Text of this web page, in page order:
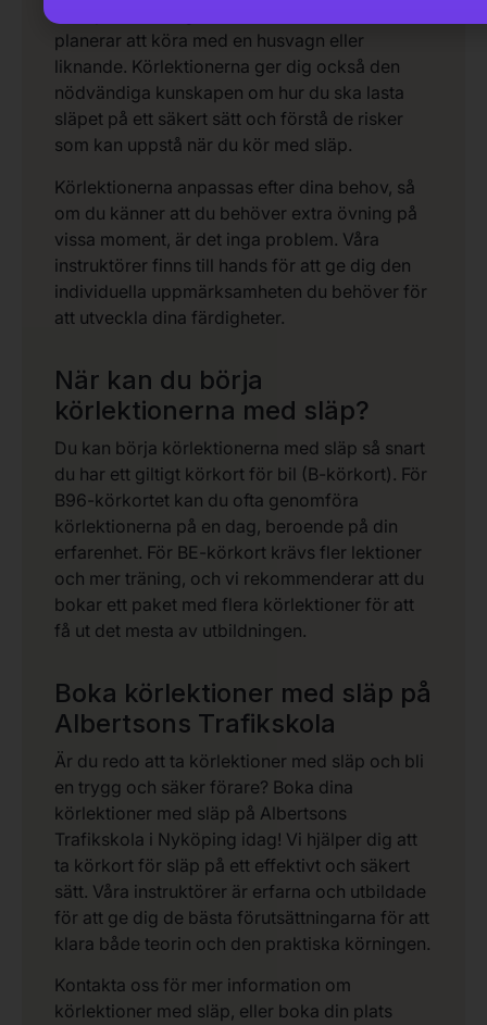
planerar att köra med en husvagn eller
liknande. Körlektionerna ger dig också den
nödvändiga kunskapen om hur du ska lasta
släpet på ett säkert sätt och förstå de risker
som kan uppstå när du kör med släp.
Körlektionerna anpassas efter dina behov, så
om du känner att du behöver extra övning på
vissa moment, är det inga problem. Våra
instruktörer finns till hands för att ge dig den
individuella uppmärksamheten du behöver för
att utveckla dina färdigheter.
När kan du börja
körlektionerna med släp?
Du kan börja körlektionerna med släp så snart
du har ett giltigt körkort för bil (B-körkort). För
B96-körkortet kan du ofta genomföra
körlektionerna på en dag, beroende på din
erfarenhet. För BE-körkort krävs fler lektioner
och mer träning, och vi rekommenderar att du
bokar ett paket med flera körlektioner för att
få ut det mesta av utbildningen.
Boka körlektioner med släp på
Albertsons Trafikskola
Är du redo att ta körlektioner med släp och bli
en trygg och säker förare? Boka dina
körlektioner med släp på Albertsons
Trafikskola i Nyköping idag! Vi hjälper dig att
ta körkort för släp på ett effektivt och säkert
sätt. Våra instruktörer är erfarna och utbildade
för att ge dig de bästa förutsättningarna för att
klara både teorin och den praktiska körningen.
Kontakta oss för mer information om
körlektioner med släp, eller boka din plats